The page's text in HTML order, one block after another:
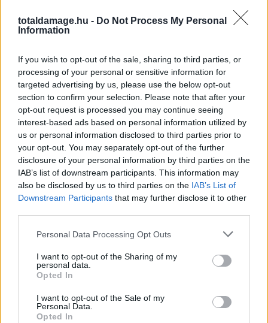
totaldamage.hu - Do Not Process My Personal
Information
If you wish to opt-out of the sale, sharing to third parties, or
processing of your personal or sensitive information for
targeted advertising by us, please use the below opt-out
section to confirm your selection. Please note that after your
opt-out request is processed you may continue seeing
interest-based ads based on personal information utilized by
us or personal information disclosed to third parties prior to
your opt-out. You may separately opt-out of the further
disclosure of your personal information by third parties on the
IAB’s list of downstream participants. This information may
also be disclosed by us to third parties on the IAB’s List of
Downstream Participants that may further disclose it to other
Personal Data Processing Opt Outs
I want to opt-out of the Sharing of my
personal data.
Opted In
I want to opt-out of the Sale of my
Personal Data.
Opted In
A bejegyzés megtekintése az Instagramon